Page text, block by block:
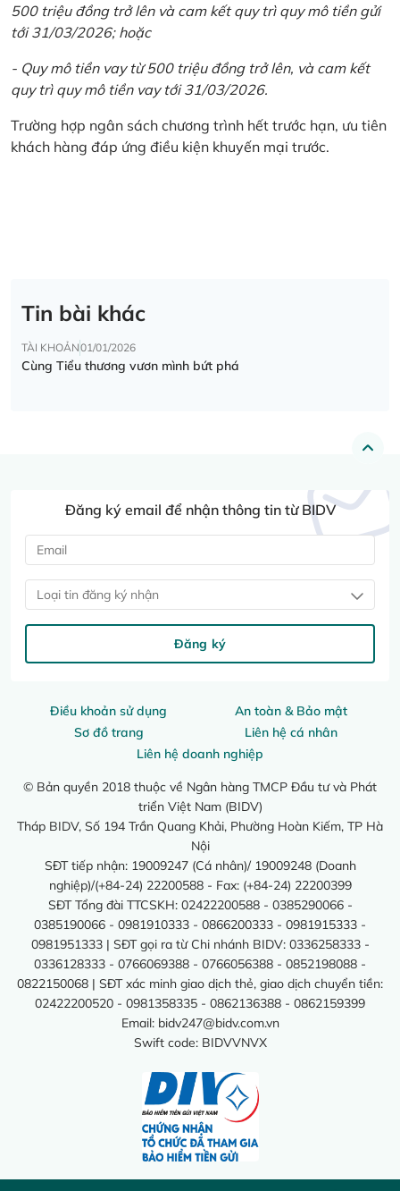
500 triệu đồng trở lên và cam kết quy trì quy mô tiền gửi
tới 31/03/2026; hoặc
- Quy mô tiền vay từ 500 triệu đồng trở lên, và cam kết
quy trì quy mô tiền vay tới 31/03/2026.
Trường hợp ngân sách chương trình hết trước hạn, ưu tiên
khách hàng đáp ứng điều kiện khuyến mại trước.
Tin bài khác
TÀI KHOẢN01/01/2026
Cùng Tiểu thương vươn mình bứt phá
Điều khoản sử dụng
An toàn & Bảo mật
Sơ đồ trang
Liên hệ cá nhân
Liên hệ doanh nghiệp
© Bản quyền 2018 thuộc về Ngân hàng TMCP Đầu tư và Phát
triển Việt Nam (BIDV)
Tháp BIDV, Số 194 Trần Quang Khải, Phường Hoàn Kiếm, TP Hà
Nội
SĐT tiếp nhận: 19009247 (Cá nhân)/ 19009248 (Doanh
nghiệp)/(+84-24) 22200588 - Fax: (+84-24) 22200399
SĐT Tổng đài TTCSKH: 02422200588 - 0385290066 -
0385190066 - 0981910333 - 0866200333 - 0981915333 -
0981951333 | SĐT gọi ra từ Chi nhánh BIDV: 0336258333 -
0336128333 - 0766069388 - 0766056388 - 0852198088 -
0822150068 | SĐT xác minh giao dịch thẻ, giao dịch chuyển tiền:
02422200520 - 0981358335 - 0862136388 - 0862159399
Email: bidv247@bidv.com.vn
Swift code: BIDVVNVX
Đăng ký email để nhận thông tin từ BIDV
Loại tin đăng ký nhận
Đăng ký